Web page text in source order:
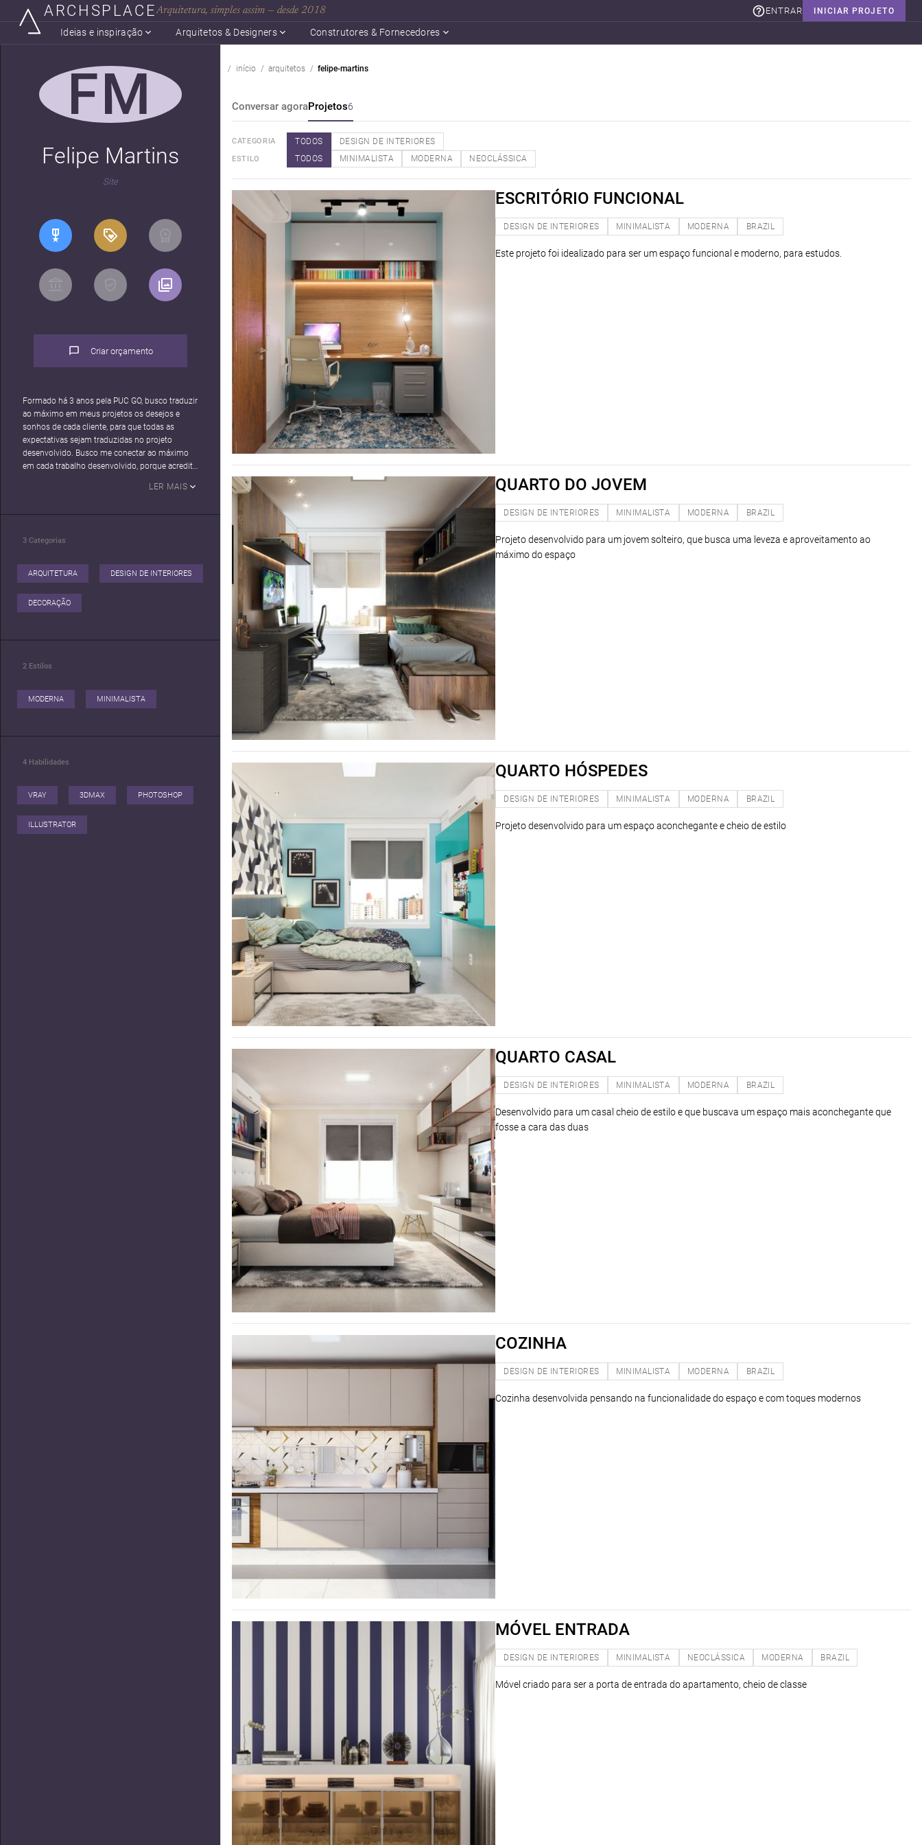
ARCHSPLACEArquitetura, simples assim — desde 2018 INICIAR PROJETO
ENTRAR
Ideias e inspiração Arquitetos & Designers Construtores & Fornecedores
FM
Felipe Martins
Site
Criar orçamento
Formado há 3 anos pela PUC GO, busco traduzir
ao máximo em meus projetos os desejos e
sonhos de cada cliente, para que todas as
expectativas sejam traduzidas no projeto
desenvolvido. Busco me conectar ao máximo
em cada trabalho desenvolvido, porque acredito
desenvolvimento de um sonho de cada um.
arquitetos começaram a me contatar para
imagem 3D está diretamente relacionada com a
percepção do sonho do cliente, então procuro
fazer imagens que sejam mais próximas do
realismo e que compre a ideia do projeto
LER MAIS
3 Categorias
ARQUITETURA DESIGN DE INTERIORES
DECORAÇÃO
2 Estilos
MODERNA MINIMALISTA
4 Habilidades
VRAY 3DMAX PHOTOSHOP
ILLUSTRATOR
início arquitetos felipe-martins
Conversar agoraProjetos6
CATEGORIA TODOS DESIGN DE INTERIORES
ESTILO TODOS MINIMALISTA MODERNA NEOCLÁSSICA
ESCRITÓRIO FUNCIONAL
DESIGN DE INTERIORES MINIMALISTA MODERNA BRAZIL
Este projeto foi idealizado para ser um espaço funcional e moderno, para estudos.
QUARTO DO JOVEM
DESIGN DE INTERIORES MINIMALISTA MODERNA BRAZIL
Projeto desenvolvido para um jovem solteiro, que busca uma leveza e aproveitamento ao
máximo do espaço
QUARTO HÓSPEDES
DESIGN DE INTERIORES MINIMALISTA MODERNA BRAZIL
Projeto desenvolvido para um espaço aconchegante e cheio de estilo
QUARTO CASAL
DESIGN DE INTERIORES MINIMALISTA MODERNA BRAZIL
Desenvolvido para um casal cheio de estilo e que buscava um espaço mais aconchegante que
fosse a cara das duas
COZINHA
DESIGN DE INTERIORES MINIMALISTA MODERNA BRAZIL
Cozinha desenvolvida pensando na funcionalidade do espaço e com toques modernos
MÓVEL ENTRADA
DESIGN DE INTERIORES MINIMALISTA NEOCLÁSSICA MODERNA BRAZIL
Móvel criado para ser a porta de entrada do apartamento, cheio de classe